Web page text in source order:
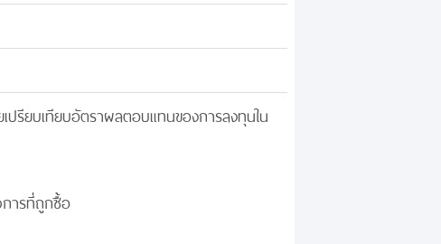
ปรียบเทียบอัตราผลตอบแทนของการลงทุนใน
ารที่ถูกซื้อ